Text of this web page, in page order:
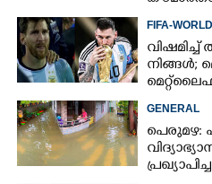
FIFA-
നിങ്ങള്‍;
GENERAL
പെരുമഴ: